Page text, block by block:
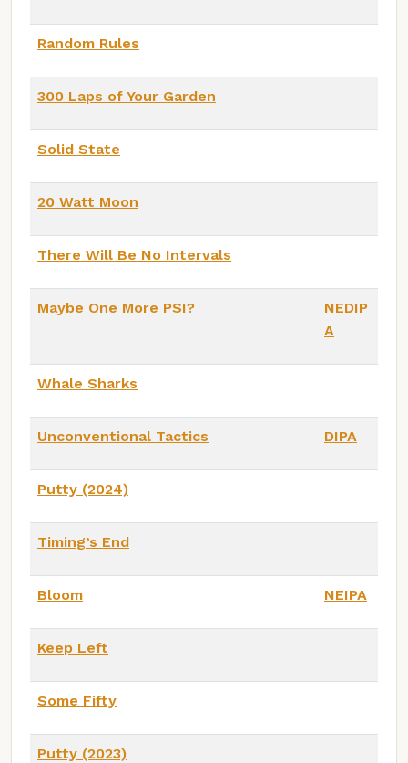
Random Rules
300 Laps of Your Garden
Solid State
20 Watt Moon
There Will Be No Intervals
Maybe One More PSI?
NEDIP
A
Whale Sharks
Unconventional Tactics DIPA
Putty (2024)
Timing’s End
Bloom NEIPA
Keep Left
Some Fifty
Putty (2023)